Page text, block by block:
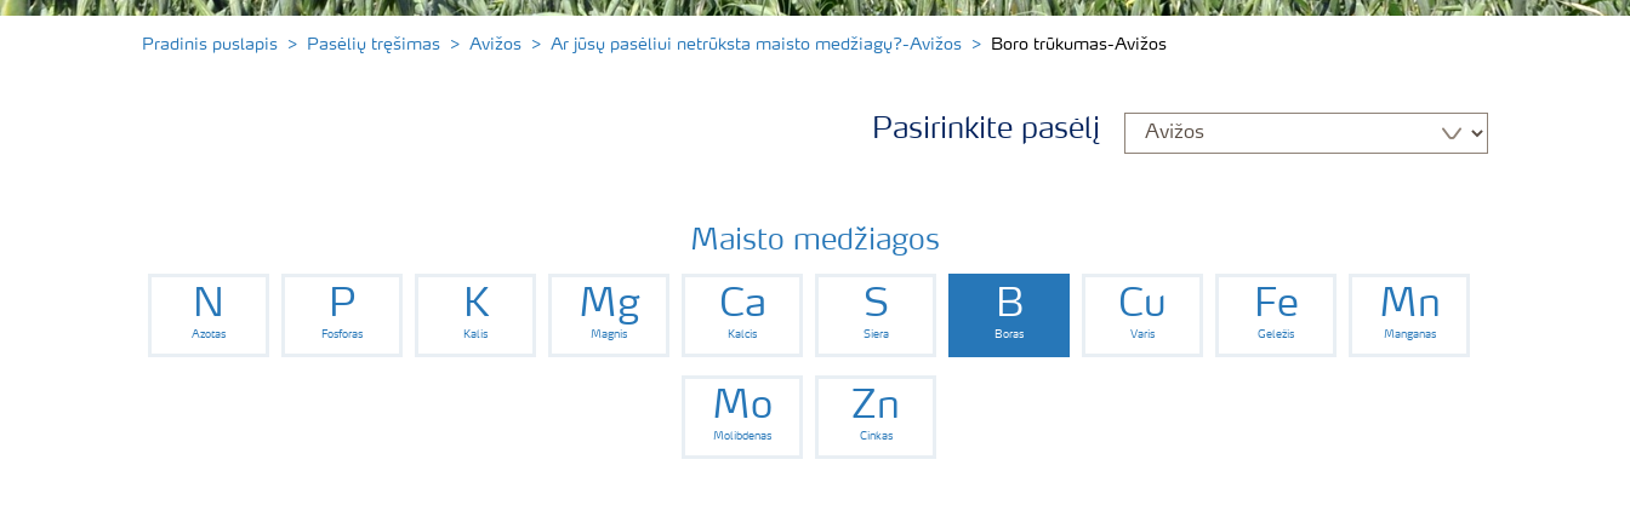
Pradinis puslapis Pasėlių tręšimas Avižos Ar jūsų pasėliui netrūksta maisto medžiagų?-Avižos Boro trūkumas-Avižos
Pasirinkite pasėlį
Maisto medžiagos
N
Azotas
P
Fosforas
K
Kalis
Mg
Magnis
Ca
Kalcis
S
Siera
B
Boras
Cu
Varis
Fe
Geležis
Mn
Manganas
Mo
Molibdenas
Zn
Cinkas